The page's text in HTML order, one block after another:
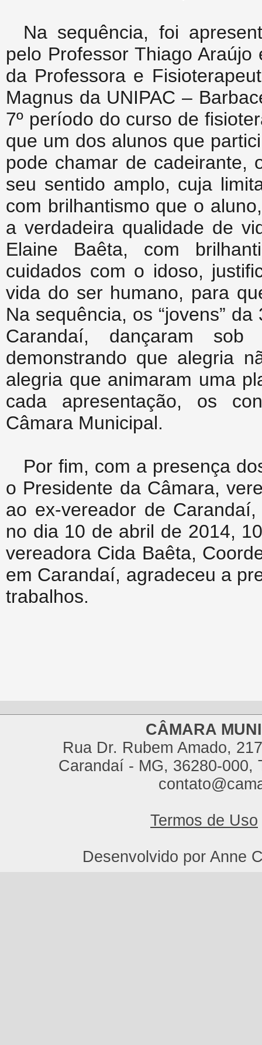
Na sequência, foi
pelo Professor Thiago
da Professora e
Magnus da UNIPAC –
7º período do curso de
que um dos alunos que
pode chamar de cadeirante,
seu sentido amplo, cuja
com brilhantismo que o
a verdadeira qualidade de
Elaine Baêta, com
cuidados com o idoso,
vida do ser humano, para
Na sequência, os “jovens”
Carandaí, dançaram
demonstrando que alegria
alegria que animaram uma
cada apresentação, os
Câmara Municipal.
Por fim, com a presença
o Presidente da Câmara,
ao ex-vereador de
no dia 10 de abril de 2014,
vereadora Cida Baêta,
em Carandaí, agradeceu a
trabalhos.
CÂMARA
Rua Dr. Rubem Amado,
Carandaí - MG, 36280-000,
Termos de Uso
Desenvolvido por Anne